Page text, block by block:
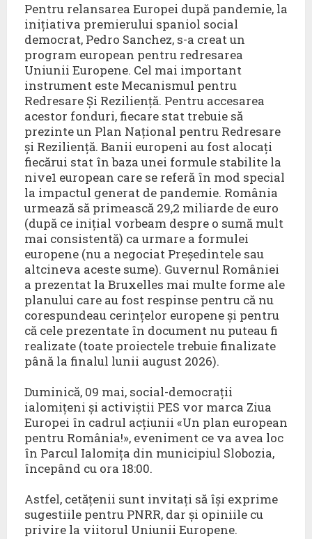
Pentru relansarea Europei după pandemie, la
inițiativa premierului spaniol social
democrat, Pedro Sanchez, s-a creat un
program european pentru redresarea
Uniunii Europene. Cel mai important
instrument este Mecanismul pentru
Redresare Și Reziliență. Pentru accesarea
acestor fonduri, fiecare stat trebuie să
prezinte un Plan Național pentru Redresare
și Reziliență. Banii europeni au fost alocați
fiecărui stat în baza unei formule stabilite la
nive1 european care se referă în mod special
la impactul generat de pandemie. România
urmează să primească 29,2 miliarde de euro
(după ce inițial vorbeam despre o sumă mult
mai consistentă) ca urmare a formulei
europene (nu a negociat Președintele sau
altcineva aceste sume). Guvernul României
a prezentat la Bruxelles mai multe forme ale
planului care au fost respinse pentru că nu
corespundeau cerințelor europene și pentru
că cele prezentate în document nu puteau fi
realizate (toate proiectele trebuie finalizate
până la finalul lunii august 2026).
Duminică, 09 mai, social-democrații
ialomițeni și activiștii PES vor marca Ziua
Europei în cadrul acțiunii «Un plan european
pentru România!», eveniment ce va avea loc
în Parcul Ialomița din municipiul Slobozia,
începând cu ora 18:00.
Astfel, cetățenii sunt invitați să își exprime
sugestiile pentru PNRR, dar și opiniile cu
privire la viitorul Uniunii Europene.